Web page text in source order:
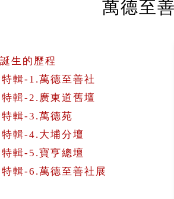
萬德至
生的歷程
輯-1.萬德至善社
輯-2.廣東道舊壇
輯-3.萬德苑
輯-4.大埔分壇
輯-5.寶亨總壇
輯-6.萬德至善社展